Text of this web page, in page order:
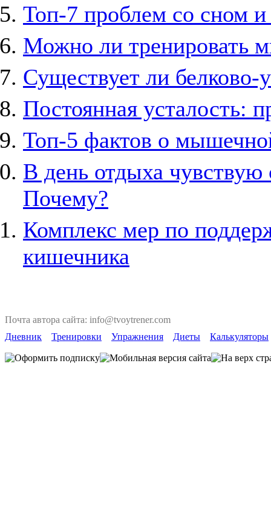
Топ-7 проблем со сном
Можно ли тренировать
Существует ли белково-
Постоянная усталость:
Топ-5 фактов о
В день отдыха чувствую
Почему?
Комплекс мер по
кишечника
Почта автора сайта: info@tvoytrener.com
Дневник
Тренировки Упражнения Диеты Калькуляторы